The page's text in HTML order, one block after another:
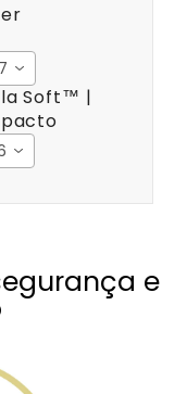
Soft™ |
e